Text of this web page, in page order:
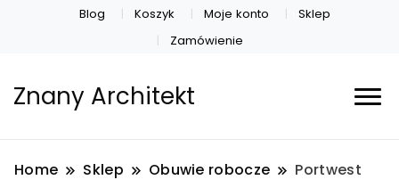
Blog Koszyk Moje konto
Sklep
Zamówienie
Znany Architekt
Home Sklep Obuwie robocze
Portwest